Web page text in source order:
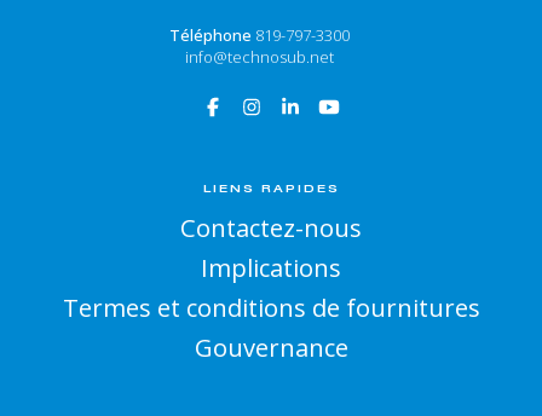
Téléphone 819-797-3300
info@technosub.net
LIENS RAPIDES
Contactez-nous
Implications
Termes et conditions de fournitures
Gouvernance